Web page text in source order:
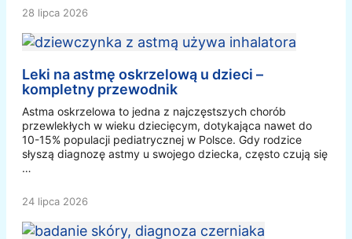
28 lipca 2026
Leki na astmę oskrzelową u dzieci –
kompletny przewodnik
Astma oskrzelowa to jedna z najczęstszych chorób
przewlekłych w wieku dziecięcym, dotykająca nawet do
10-15% populacji pediatrycznej w Polsce. Gdy rodzice
słyszą diagnozę astmy u swojego dziecka, często czują się
…
24 lipca 2026